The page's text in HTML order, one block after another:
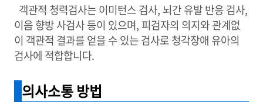
객관적 청력검사는 이미턴스 검사, 뇌간 유발 반응 검사,
이음 향방 사검사 등이 있으며, 피검자의 의지와 관계없
이 객관적 결과를 얻을 수 있는 검사로 청각장애 유아의
검사에 적합합니다.
의사소통 방법